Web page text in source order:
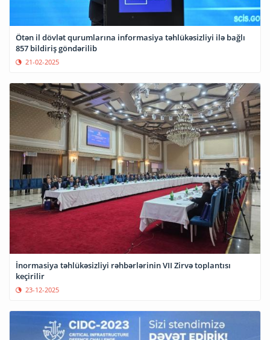
Ötən il dövlət qurumlarına informasiya təhlükəsizliyi ilə bağlı
857 bildiriş göndərilib
21-02-2025
İnormasiya təhlükəsizliyi rəhbərlərinin VII Zirvə toplantısı
keçirilir
23-12-2025